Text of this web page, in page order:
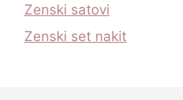
Zenski satovi
Zenski set nakit